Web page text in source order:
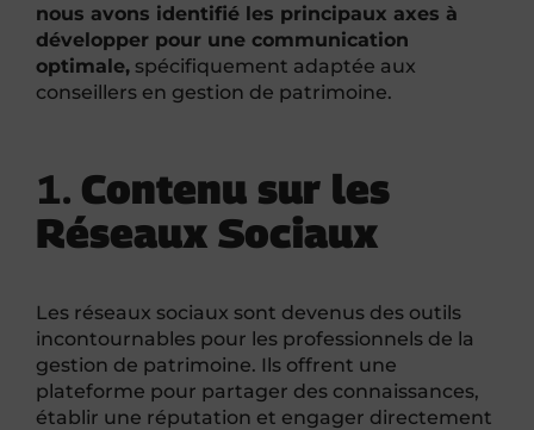
nous avons identifié les principaux axes à
développer pour une communication
optimale, spécifiquement adaptée aux
conseillers en gestion de patrimoine.
1. Contenu sur les
Réseaux Sociaux
Les réseaux sociaux sont devenus des outils
incontournables pour les professionnels de la
gestion de patrimoine. Ils offrent une
plateforme pour partager des connaissances,
établir une réputation et engager directement